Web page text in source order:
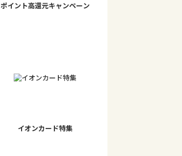
ポイント高還元キャンペーン
イオンカード特集